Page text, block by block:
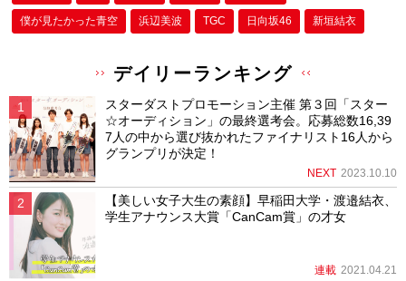
僕が⾒たかった⻘空 浜辺美波 TGC 日向坂46 新垣結衣
デイリーランキング
スターダストプロモーション主催 第３回「スター
☆オーディション」の最終選考会。応募総数16,39
7人の中から選び抜かれたファイナリスト16人から
グランプリが決定！
NEXT 2023.10.10
【美しい女子大生の素顔】早稲田大学・渡邉結衣、
学生アナウンス大賞「CanCam賞」の才女
連載 2021.04.21